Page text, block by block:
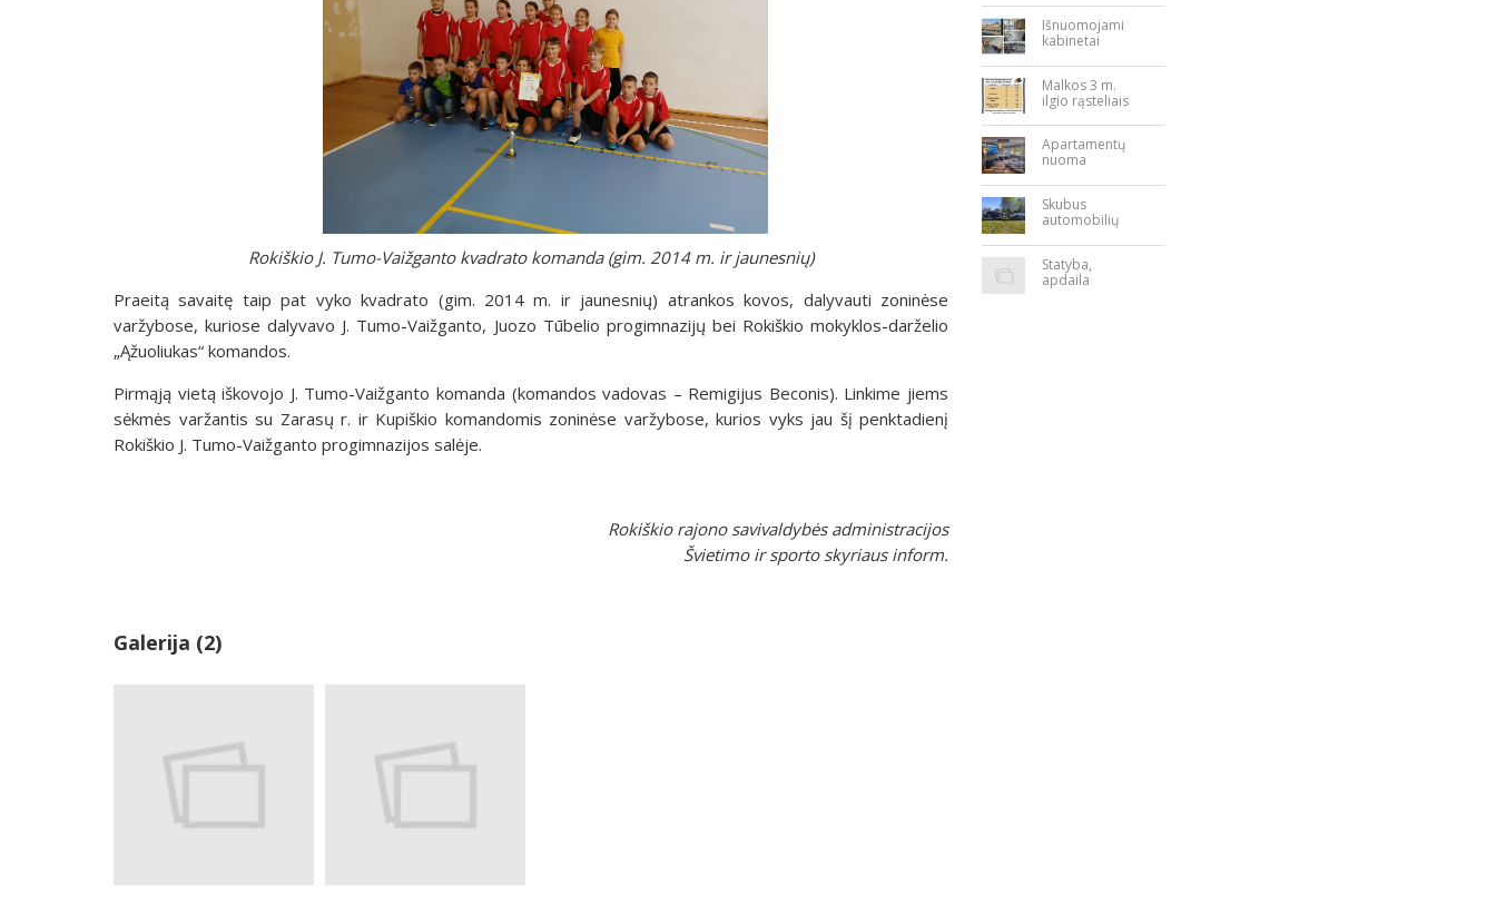
Rokiškio J. Tumo-Vaižganto kvadrato komanda (gim. 2014 m. ir jaunesnių)
Praeitą savaitę taip pat vyko kvadrato (gim. 2014 m. ir jaunesnių) atrankos kovos, dalyvauti zoninėse
varžybose, kuriose dalyvavo J. Tumo-Vaižganto, Juozo Tūbelio progimnazijų bei Rokiškio mokyklos-darželio
„Ąžuoliukas“ komandos.
Pirmąją vietą iškovojo J. Tumo-Vaižganto komanda (komandos vadovas – Remigijus Beconis). Linkime jiems
sėkmės varžantis su Zarasų r. ir Kupiškio komandomis zoninėse varžybose, kurios vyks jau šį penktadienį
Rokiškio J. Tumo-Vaižganto progimnazijos salėje.
Rokiškio rajono savivaldybės administracijos
Švietimo ir sporto skyriaus inform.
Galerija (2)
briketai
Išnuomojami
kabinetai
bės aikštėje
Malkos 3 m.
ilgio rąsteliais
Apartamentų
nuoma
Skubus
automobilių
Statyba,
apdaila